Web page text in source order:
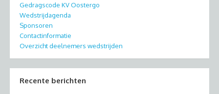
Gedragscode KV Oostergo
Wedstrijdagenda
Sponsoren
Contactinformatie
Overzicht deelnemers wedstrijden
Recente berichten